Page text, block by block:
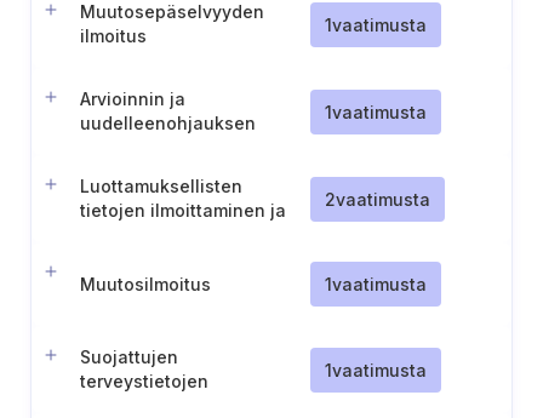
Muutosepäselvyyden
ilmoitus
1vaatimusta
Arvioinnin ja
uudelleenohjauksen
1vaatimusta
Luottamuksellisten
tietojen ilmoittaminen ja
2vaatimusta
Muutosilmoitus 1vaatimusta
Suojattujen
terveystietojen
1vaatimusta